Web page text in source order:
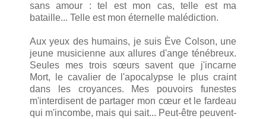
sans amour : tel est mon cas, telle est ma
bataille... Telle est mon éternelle malédiction.
Aux yeux des humains, je suis Ève Colson, une
jeune musicienne aux allures d'ange ténébreux.
Seules mes trois sœurs savent que j'incarne
Mort, le cavalier de l'apocalypse le plus craint
dans les croyances. Mes pouvoirs funestes
m'interdisent de partager mon cœur et le fardeau
qui m'incombe, mais qui sait... Peut-être peuvent-